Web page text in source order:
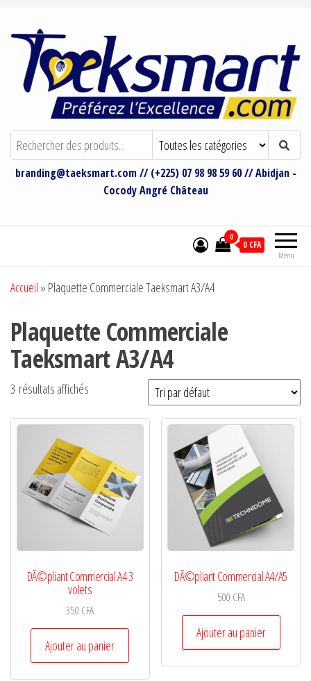
Taeksmart Group
Bienvenue sur le site de Taeksmart
Group
branding@taeksmart.com // (+225) 07 98 98 59 60 // Abidjan -
Cocody Angré Château
Menu
0
0 CFA
Accueil » Plaquette Commerciale Taeksmart A3/A4
Plaquette Commerciale
Taeksmart A3/A4
3 résultats affichés
DÃ©pliant Commercial A4 3
volets
350 CFA
Ajouter au panier
DÃ©pliant Commercial A4/A5
500 CFA
Ajouter au panier